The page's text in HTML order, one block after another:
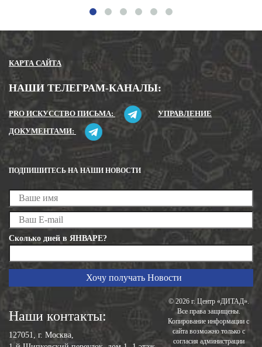
КАРТА САЙТА
НАШИ ТЕЛЕГРАМ-КАНАЛЫ:
PRO ИСКУССТВО ПИСЬМА:
УПРАВЛЕНИЕ
ДОКУМЕНТАМИ:
ПОДПИШИТЕСЬ НА НАШИ НОВОСТИ
Сколько дней в ЯНВАРЕ?
Наши контакты:
127051, г. Москва,
© 2026 г. Центр «ДИТАД».
Все права защищены.
Копирование информации с
сайта возможно только с
согласия администрации